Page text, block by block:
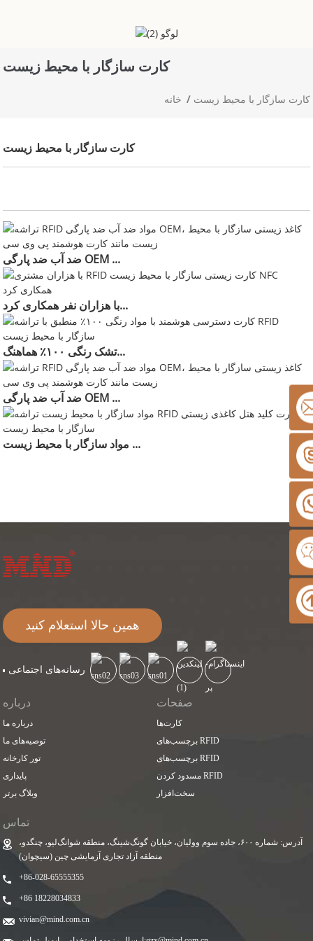
کارت سازگار با محیط زیست
خانه کارت سازگار با محیط زیست
کارت سازگار با محیط زیست
ضد آب ضد پارگی OEM ...
با هزاران نفر همکاری کرد...
تشک رنگی ۱۰۰٪ هماهنگ...
ضد آب ضد پارگی OEM ...
مواد سازگار با محیط زیست ...
همین حالا استعلام کنید
رسانه‌های اجتماعی
درباره
درباره ما
توصیه‌های ما
تور کارخانه
پایداری
وبلاگ برتر
صفحات
کارت‌ها
برچسب‌های RFID
برچسب‌های RFID
مسدود کردن RFID
سخت‌افزار
تماس
آدرس: شماره ۶۰۰، جاده سوم وولیان، خیابان گونگ‌شینگ، منطقه شوانگ‌لیو، چنگدو،
منطقه آزاد تجاری آزمایشی چین (سیچوان)
‎+86-028-65555355‎
‎+86 18228034833‎
vivian@mind.com.cn